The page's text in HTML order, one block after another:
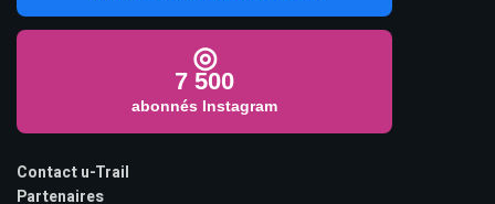
◎
7 500
abonnés Instagram
Contact u-Trail
Partenaires